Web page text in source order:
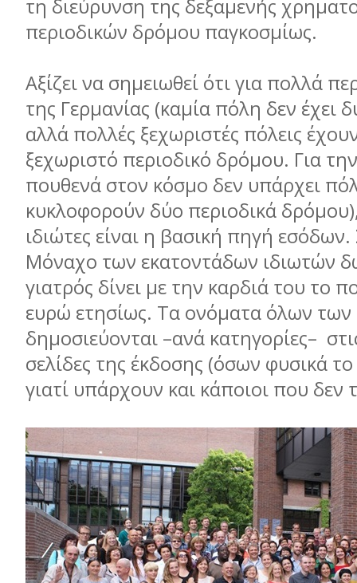
τη διεύρυνση της δεξαμενής
περιοδικών δρόμου παγκοσμίως.
Αξίζει να σημειωθεί ότι για πολλά
της Γερμανίας (καμία πόλη δεν έχει
αλλά πολλές ξεχωριστές πόλεις
ξεχωριστό περιοδικό δρόμου. Για
πουθενά στον κόσμο δεν υπάρχει
κυκλοφορούν δύο περιοδικά
ιδιώτες είναι η βασική πηγή εσόδων.
Μόναχο των εκατοντάδων ιδιωτών
γιατρός δίνει με την καρδιά του το
ευρώ ετησίως. Τα ονόματα όλων
δημοσιεύονται –ανά κατηγορίες–
σελίδες της έκδοσης (όσων φυσικά
γιατί υπάρχουν και κάποιοι που δεν